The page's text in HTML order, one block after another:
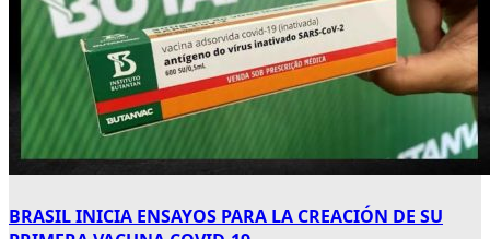
BRASIL INICIA ENSAYOS PARA LA CREACIÓN DE SU